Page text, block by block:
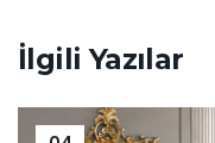
İlgili Yazılar